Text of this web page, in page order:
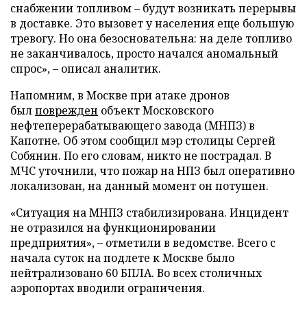
снабжении топливом – будут возникать перерывы
в доставке. Это вызовет у населения еще большую
тревогу. Но она безосновательна: на деле топливо
не заканчивалось, просто начался аномальный
спрос», – описал аналитик.
Напомним, в Москве при атаке дронов
былповрежден объект Московского
нефтеперерабатывающего завода (МНПЗ) в
Капотне. Об этом сообщил мэр столицы Сергей
Собянин. По его словам, никто не пострадал. В
МЧС уточнили, что пожар на НПЗ был оперативно
локализован, на данный момент он потушен.
«Ситуация на МНПЗ стабилизирована. Инцидент
не отразился на функционировании
предприятия», – отметили в ведомстве. Всего с
начала суток на подлете к Москве было
нейтрализовано 60 БПЛА. Во всех столичных
аэропортах вводили ограничения.